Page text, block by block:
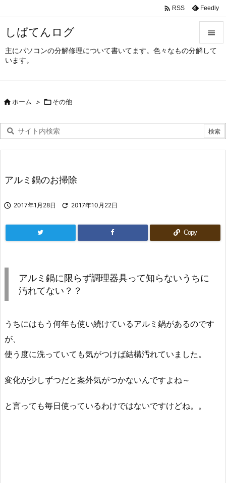
しばてんログ
主にパソコンの分解修理について書いてます。色々なもの分解して
います。




 RSS Feedly
ホーム > その他
アルミ鍋のお掃除
 2017年1月28日  2017年10月22日
Copy
アルミ鍋に限らず調理器具って知らないうちに
汚れてない？？
うちにはもう何年も使い続けているアルミ鍋があるのです
が、
使う度に洗っていても気がつけば結構汚れていました。
変化が少しずつだと案外気がつかないんですよね～
と言っても毎日使っているわけではないですけどね。。